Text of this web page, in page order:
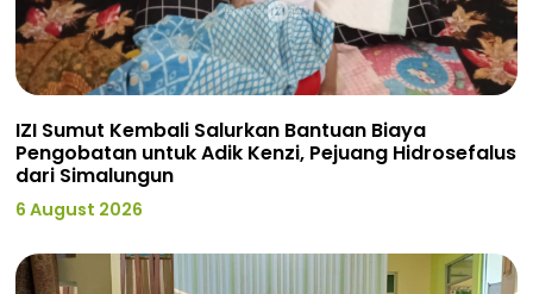
IZI Sumut Kembali Salurkan Bantuan Biaya
Pengobatan untuk Adik Kenzi, Pejuang Hidrosefalus
dari Simalungun
6 August 2026